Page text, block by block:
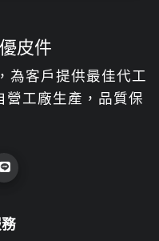
皮件
為客戶提供最佳代工
營工廠生產，品質保